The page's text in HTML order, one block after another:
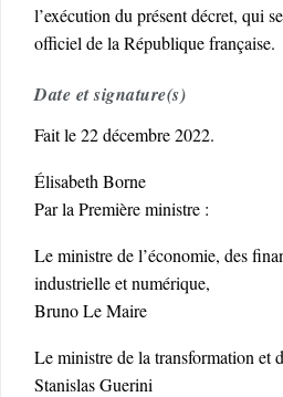
l’exécution du présent décret, qui
officiel de la République française.
Date et signature(s)
Fait le 22 décembre 2022.
Élisabeth Borne
Par la Première ministre :
Le ministre de l’économie, des
industrielle et numérique,
Bruno Le Maire
Le ministre de la transformation et
Stanislas Guerini